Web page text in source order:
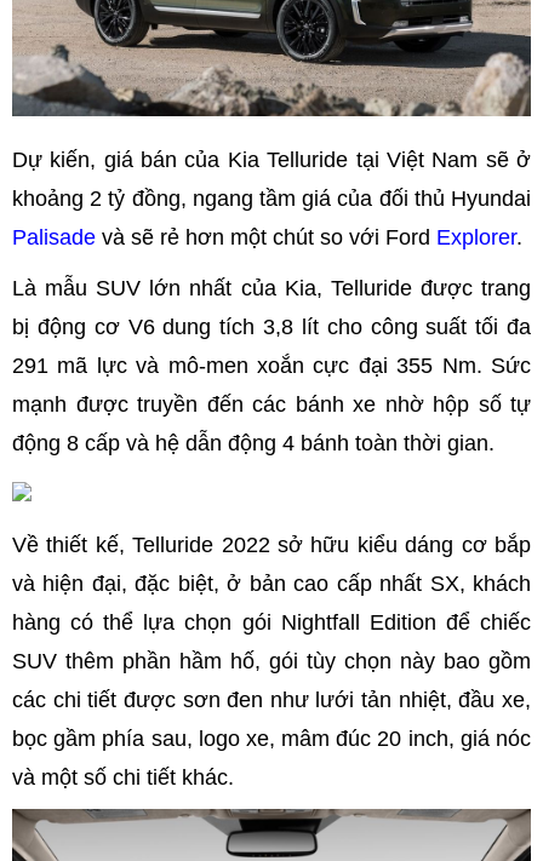
Dự kiến, giá bán của Kia Telluride tại Việt Nam sẽ ở
khoảng 2 tỷ đồng, ngang tầm giá của đối thủ Hyundai
Palisade và sẽ rẻ hơn một chút so với Ford Explorer.
Là mẫu SUV lớn nhất của Kia, Telluride được trang
bị động cơ V6 dung tích 3,8 lít cho công suất tối đa
291 mã lực và mô-men xoắn cực đại 355 Nm. Sức
mạnh được truyền đến các bánh xe nhờ hộp số tự
động 8 cấp và hệ dẫn động 4 bánh toàn thời gian.
Về thiết kế, Telluride 2022 sở hữu kiểu dáng cơ bắp
và hiện đại, đặc biệt, ở bản cao cấp nhất SX, khách
hàng có thể lựa chọn gói Nightfall Edition để chiếc
SUV thêm phần hầm hố, gói tùy chọn này bao gồm
các chi tiết được sơn đen như lưới tản nhiệt, đầu xe,
bọc gầm phía sau, logo xe, mâm đúc 20 inch, giá nóc
và một số chi tiết khác.